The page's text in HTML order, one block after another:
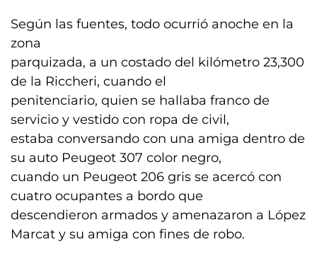
Según las fuentes, todo ocurrió anoche en la
zona
parquizada, a un costado del kilómetro 23,300
de la Riccheri, cuando el
penitenciario, quien se hallaba franco de
servicio y vestido con ropa de civil,
estaba conversando con una amiga dentro de
su auto Peugeot 307 color negro,
cuando un Peugeot 206 gris se acercó con
cuatro ocupantes a bordo que
descendieron armados y amenazaron a López
Marcat y su amiga con fines de robo.